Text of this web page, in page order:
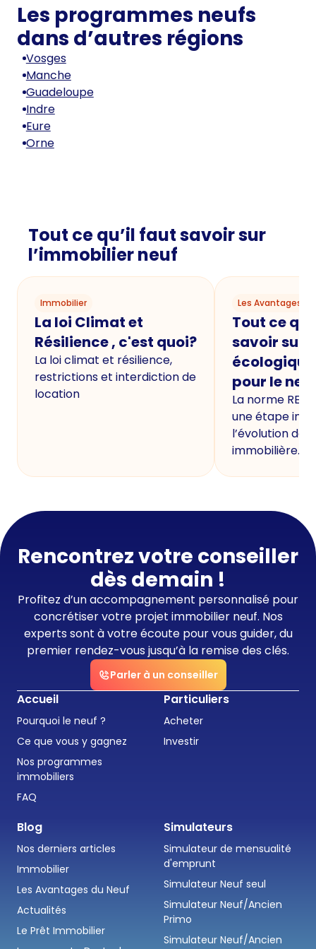
Les programmes neufs
dans d’autres régions
Vosges
Manche
Guadeloupe
Indre
Eure
Orne
Tout ce qu’il faut savoir sur
l’immobilier neuf
Immobilier
La loi Climat et
Résilience , c'est quoi?
La loi climat et résilience,
restrictions et interdiction de
location
Les Avantages
Tout ce
savoir sur
écologique
pour le
La norme
une étape
l’évolution de
immobilière.
Rencontrez votre conseiller
dès demain !
Profitez d’un accompagnement personnalisé pour
concrétiser votre projet immobilier neuf. Nos
experts sont à votre écoute pour vous guider, du
premier rendez-vous jusqu’à la remise des clés.
Parler à un conseiller
Accueil
Pourquoi le neuf ?
Ce que vous y gagnez
Nos programmes
immobiliers
FAQ
Particuliers
Acheter
Investir
Blog
Nos derniers articles
Immobilier
Les Avantages du Neuf
Actualités
Le Prêt Immobilier
Simulateurs
Simulateur de mensualité
d'emprunt
Simulateur Neuf seul
Simulateur Neuf/Ancien
Primo
Simulateur Neuf/Ancien